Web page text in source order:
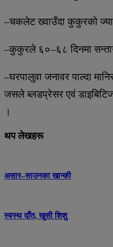
–चकलेट ख्वाउँदा कुकुरको
–कुकुरले ६०–६८ दिनमा
–घरपालुवा जनावर पाल्दा
जसले ब्लडप्रेसर एवं
।
थप लेखहरू
असार–साउनका खान्की
स्वस्थ दाँत, खुसी शिशु